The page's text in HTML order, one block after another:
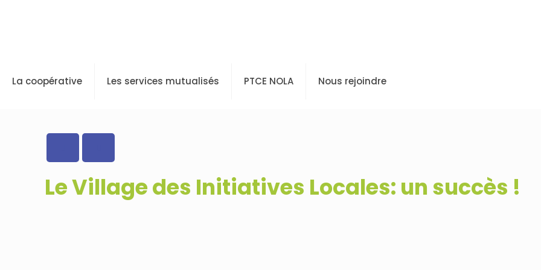
La coopérative Les services mutualisés PTCE NOLA Nous rejoindre
Le Village des Initiatives Locales: un succès !